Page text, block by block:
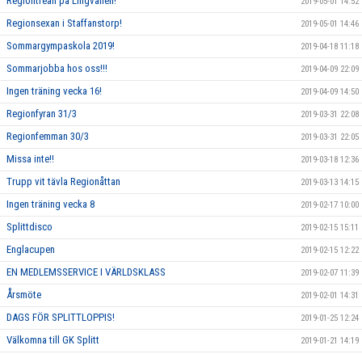
Regionsexan i Staffanstorp! 2019-05-01 14:46
Sommargympaskola 2019! 2019-04-18 11:18
Sommarjobba hos oss!!! 2019-04-09 22:09
Ingen träning vecka 16! 2019-04-09 14:50
Regionfyran 31/3 2019-03-31 22:08
Regionfemman 30/3 2019-03-31 22:05
Missa inte!! 2019-03-18 12:36
Trupp vit tävla Regionåttan 2019-03-13 14:15
Ingen träning vecka 8 2019-02-17 10:00
Splittdisco 2019-02-15 15:11
Englacupen 2019-02-15 12:22
EN MEDLEMSSERVICE I VÄRLDSKLASS 2019-02-07 11:39
Årsmöte 2019-02-01 14:31
DAGS FÖR SPLITTLOPPIS! 2019-01-25 12:24
Välkomna till GK Splitt 2019-01-21 14:19